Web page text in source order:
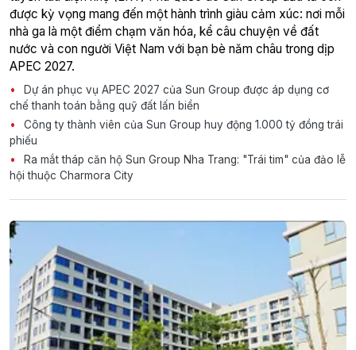
được kỳ vọng mang đến một hành trình giàu cảm xúc: nơi mỗi
nhà ga là một điểm chạm văn hóa, kể câu chuyện về đất
nước và con người Việt Nam với bạn bè năm châu trong dịp
APEC 2027.
Dự án phục vụ APEC 2027 của Sun Group được áp dụng cơ
chế thanh toán bằng quỹ đất lấn biển
Công ty thành viên của Sun Group huy động 1.000 tỷ đồng trái
phiếu
Ra mắt tháp căn hộ Sun Group Nha Trang: "Trái tim" của đảo lễ
hội thuộc Charmora City